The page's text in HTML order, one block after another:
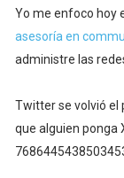
Yo me enfoco hoy
asesoría en
administre las
Twitter se volvió el
que alguien ponga